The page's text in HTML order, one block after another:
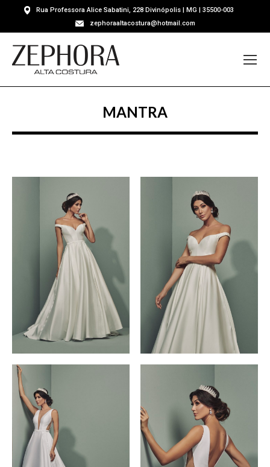
Rua Professora Alice Sabatini, 228 Divinópolis | MG | 35500-003
zephoraaltacostura@hotmail.com
MANTRA
Você está aqui: